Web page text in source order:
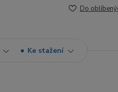
Do
Ke stažení